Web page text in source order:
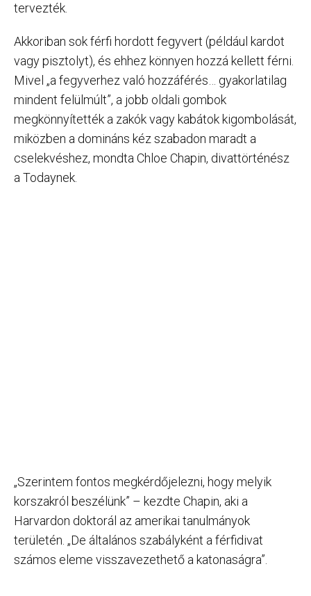
tervezték.
Akkoriban sok férfi hordott fegyvert (például kardot
vagy pisztolyt), és ehhez könnyen hozzá kellett férni.
Mivel „a fegyverhez való hozzáférés… gyakorlatilag
mindent felülmúlt”, a jobb oldali gombok
megkönnyítették a zakók vagy kabátok kigombolását,
miközben a domináns kéz szabadon maradt a
cselekvéshez, mondta Chloe Chapin, divattörténész
a Todaynek.
„Szerintem fontos megkérdőjelezni, hogy melyik
korszakról beszélünk” – kezdte Chapin, aki a
Harvardon doktorál az amerikai tanulmányok
területén. „De általános szabályként a férfidivat
számos eleme visszavezethető a katonaságra”.